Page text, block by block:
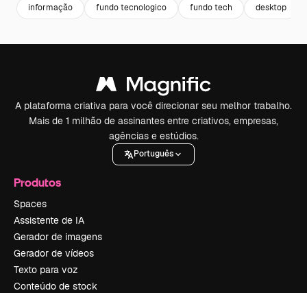
informação fundo tecnologico fundo tech desktop
A plataforma criativa para você direcionar seu melhor trabalho.
Mais de 1 milhão de assinantes entre criativos, empresas,
agências e estúdios.
Português
Produtos
Spaces
Assistente de IA
Gerador de imagens
Gerador de vídeos
Texto para voz
Conteúdo de stock